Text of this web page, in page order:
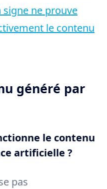
signe ne prouve
le contenu
généré par
le contenu
artificielle ?
pas